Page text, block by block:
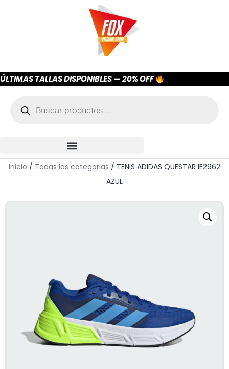
ÚLTIMAS TALLAS DISPONIBLES — 20% OFF
Inicio / Todas las categorias / TENIS ADIDAS QUESTAR IE2962
AZUL